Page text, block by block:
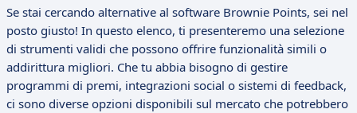
Se stai cercando alternative al software Brownie Points, sei nel
posto giusto! In questo elenco, ti presenteremo una selezione
di strumenti validi che possono offrire funzionalità simili o
addirittura migliori. Che tu abbia bisogno di gestire
programmi di premi, integrazioni social o sistemi di feedback,
ci sono diverse opzioni disponibili sul mercato che potrebbero